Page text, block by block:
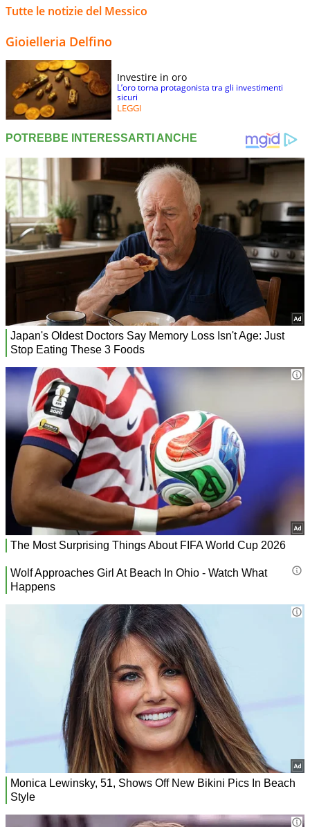
Tutte le notizie del Messico
Gioielleria Delfino
Investire in oro
L’oro torna protagonista tra gli investimenti
sicuri
LEGGI